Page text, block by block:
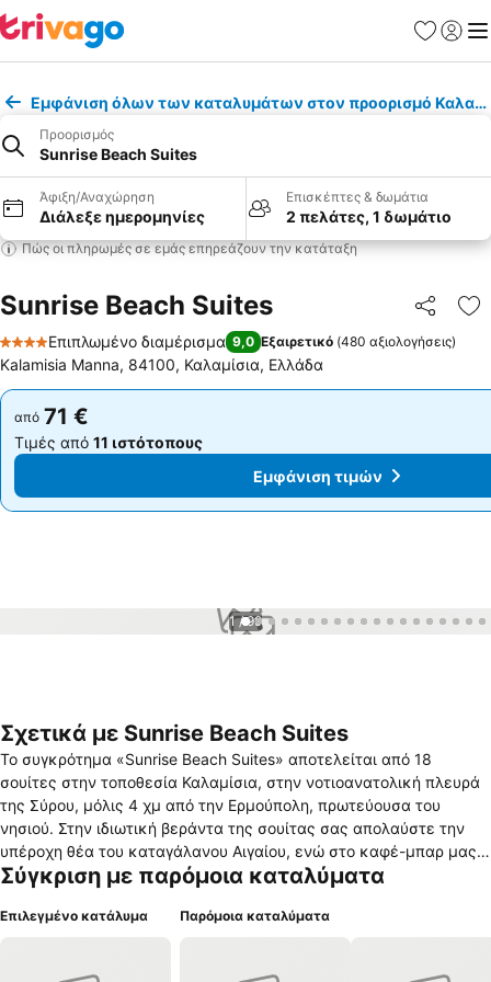
Εμφάνιση όλων των καταλυμάτων στον προορισμό
Προορισμός
Sunrise Beach Suites
Άφιξη/Αναχώρηση
Διάλεξε ημερομηνίες
Επισκέπτες & δωμάτια
2 πελάτες, 1 δωμάτιο
Πώς οι πληρωμές σε εμάς επηρεάζουν την κατάταξη
Sunrise Beach Suites
4 Αστέρια
Επιπλωμένο διαμέρισμα 9,0 Εξαιρετικό (480 αξιολογήσεις)
Kalamisia Manna, 84100, Καλαμίσια, Ελλάδα
από 71 €
Τιμές από 11 ιστότοπους
Εμφάνιση τιμών
από 71 €
Τιμές από 11 ιστότοπους
Εμφάνιση τιμών
1 / 99
Σχετικά με Sunrise Beach Suites
Το συγκρότημα «Sunrise Beach Suites» αποτελείται από 18
σουίτες στην τοποθεσία Καλαμίσια, στην νοτιοανατολική πλευρά
της Σύρου, μόλις 4 χμ από την Ερμούπολη, πρωτεύουσα του
νησιού. Στην ιδιωτική βεράντα της σουίτας σας απολαύστε την
υπέροχη θέα του καταγάλανου Αιγαίου, ενώ στο καφέ-μπαρ μας
δίπλα στην πισίνα χαλαρώστε στο ήρεμο περιβάλλον που έχει
σπιτικά ποτά. Η Σύρος αρχόντισσα των Κυκλάδων, πέρα από
Σύγκριση με παρόμοια καταλύματα
Επιλεγμένο κατάλυμα Παρόμοια καταλύματα